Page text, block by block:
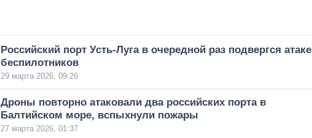
Российский порт Усть-Луга в очередной раз подвергся атаке
беспилотников
29 марта 2026, 09:26
Дроны повторно атаковали два российских порта в
Балтийском море, вспыхнули пожары
27 марта 2026, 01:37